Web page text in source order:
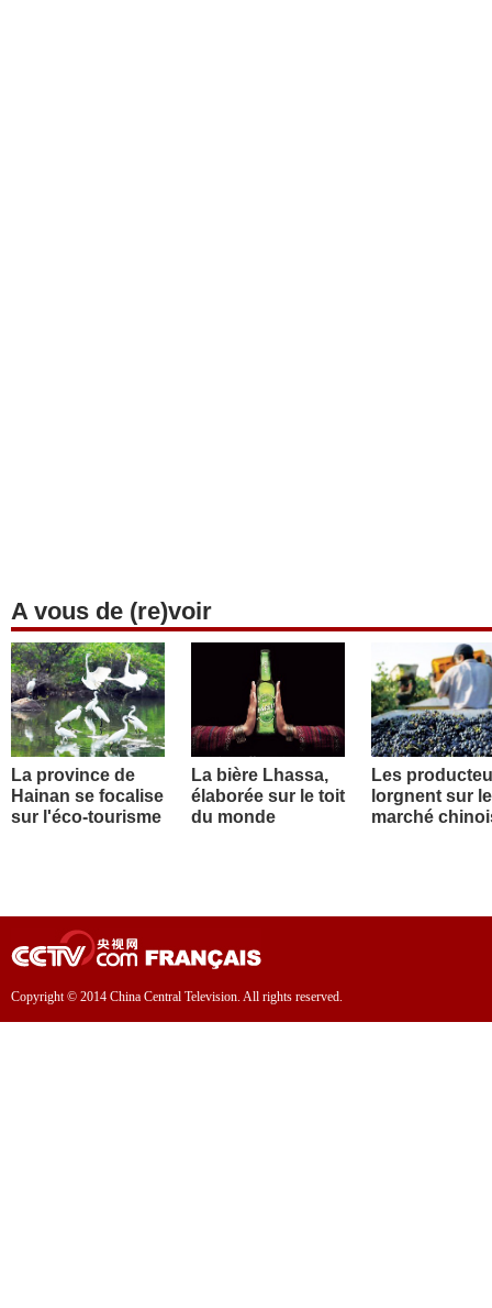
A vous de (re)voir
La province de
Hainan se focalise
sur l'éco-tourisme
La bière Lhassa,
élaborée sur le toit
du monde
Les
lorgnent sur le
marché
Copyright © 2014 China Central Television. All rights reserved.